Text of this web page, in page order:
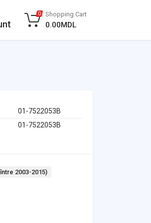
0 Shopping Cart
0.00MDL
01-7522053B
01-7522053B
2003-2015)